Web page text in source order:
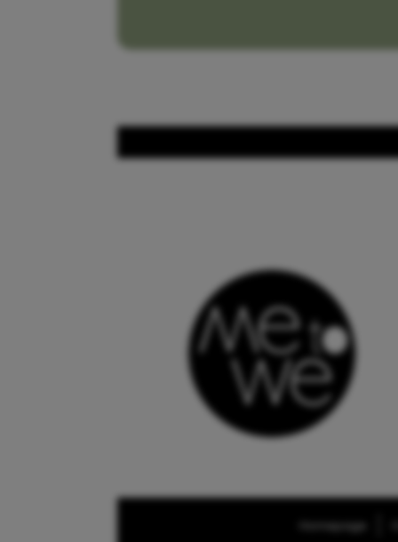
Homepage